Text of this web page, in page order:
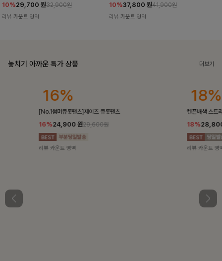
10%29,700 원32,900원
리뷰 카운트 영역
10%37,800 원41,900원
리뷰 카운트 영역
놓치기 아까운 특가 상품 더보기
16%
[No.1썸머큐롯팬츠]제이즈 큐롯팬츠
16%24,900원29,600원
리뷰 카운트 영역
18%
켄픈배색 스트
18%
리뷰 카운트 영